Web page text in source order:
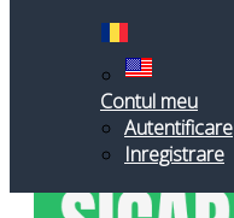
Contul meu
Autentificare
Inregistrare